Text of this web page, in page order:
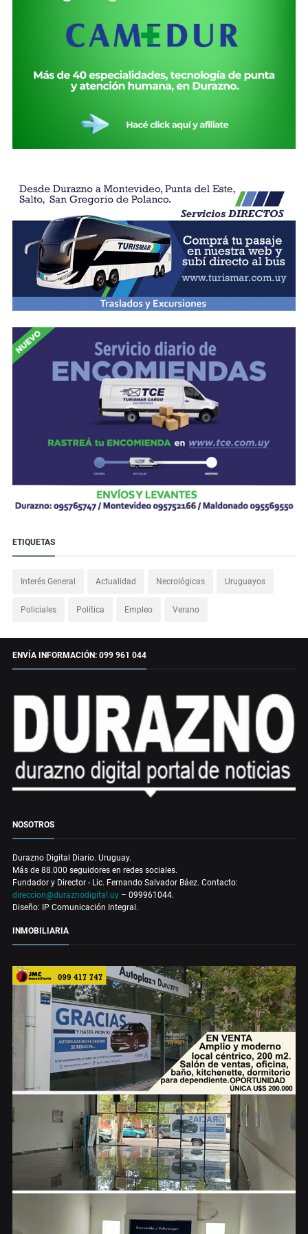
ETIQUETAS
Interés General Actualidad Necrológicas Uruguayos
Policiales Política Empleo Verano
ENVÍA INFORMACIÓN: 099 961 044
NOSOTROS
Durazno Digital Diario. Uruguay.
Más de 88.000 seguidores en redes sociales.
Fundador y Director - Lic. Fernando Salvador Báez. Contacto:
direccion@duraznodigital.uy – 099961044.
Diseño: IP Comunicación Integral.
INMOBILIARIA